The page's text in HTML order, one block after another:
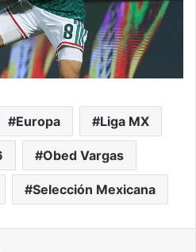
Europa Liga MX
Obed Vargas
Selección Mexicana